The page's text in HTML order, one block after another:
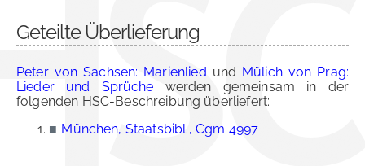
Geteilte Überlieferung
Peter von Sachsen: Marienliedund Mülich von Prag:
Lieder und Sprüche werden gemeinsam in der
folgenden HSC-Beschreibung überliefert:
■ München, Staatsbibl., Cgm 4997